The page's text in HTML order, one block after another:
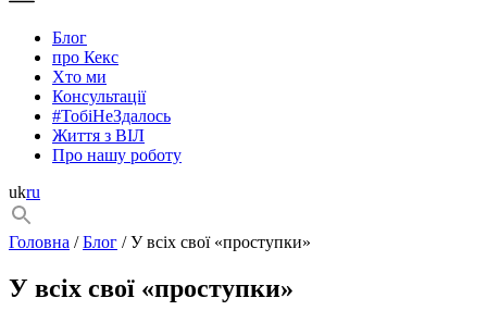
Блог
про Кекс
Хто ми
Консультації
#ТобіНеЗдалось
Життя з ВІЛ
Про нашу роботу
ukru
Головна /Блог / У всіх свої «проступки»
У всіх свої «проступки»